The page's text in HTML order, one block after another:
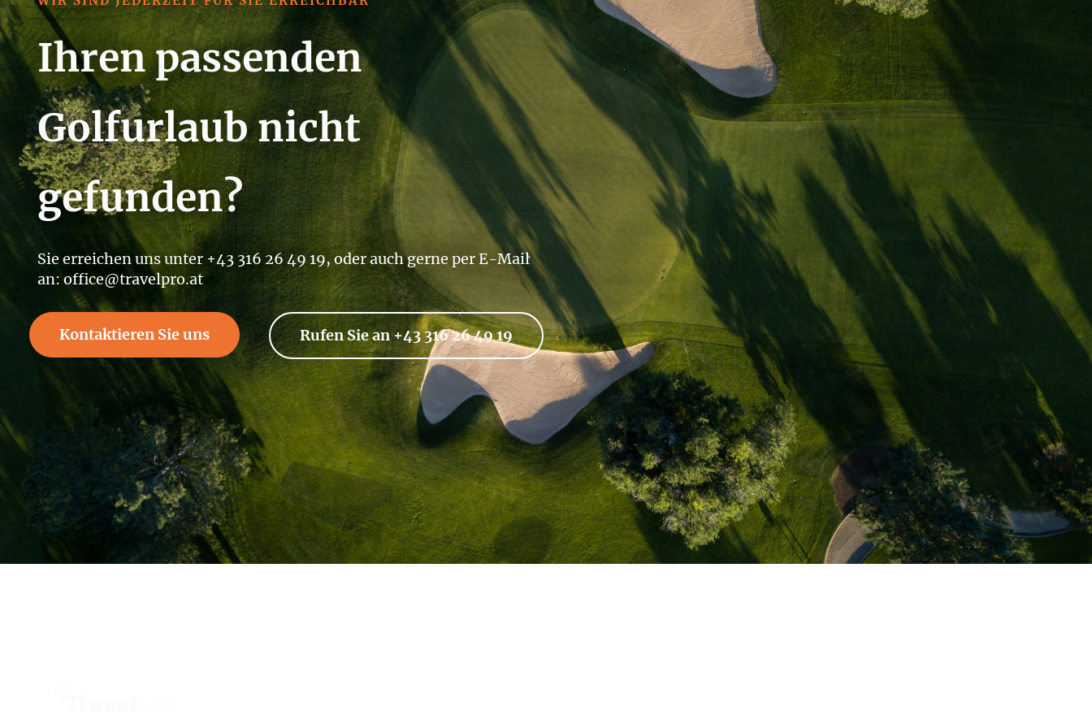
Ihren passenden
Golfurlaub nicht
gefunden?
Sie erreichen uns unter +43 316 26 49 19, oder auch gerne per E-Mail
an: office@travelpro.at
Kontaktieren Sie uns Rufen Sie an +43 316 26 49 19